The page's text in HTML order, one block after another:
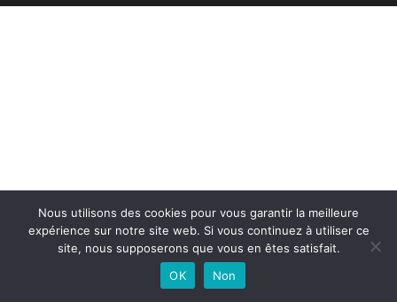
Nous utilisons des cookies pour vous garantir la meilleure
expérience sur notre site web. Si vous continuez à utiliser ce
site, nous supposerons que vous en êtes satisfait.
OK
Non